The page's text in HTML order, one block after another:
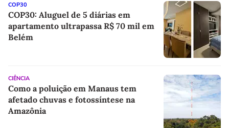
COP30
COP30: Aluguel de 5 diárias em
apartamento ultrapassa R$ 70 mil em
Belém
CIÊNCIA
Como a poluição em Manaus tem
afetado chuvas e fotossíntese na
Amazônia